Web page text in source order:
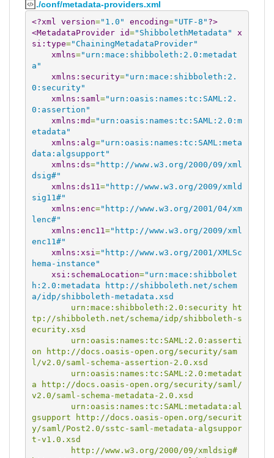
./conf/metadata-providers.xml
<?xml version="1.0" encoding="UTF-8" ?>
<MetadataProvider
id="ShibbolethMetadata"
x
si:type="ChainingMetadataProvider"
xmlns="urn:mace:shibboleth:2.0:metadat
a"
xmlns:security="urn:mace:shibboleth:2.
0:security"
xmlns:saml="urn:oasis:names:tc:SAML:2.
0:assertion"
xmlns:md="urn:oasis:names:tc:SAML:2.0:m
etadata"
xmlns:alg="urn:oasis:names:tc:SAML:meta
data:algsupport"
xmlns:ds="http://www.w3.org/2000/09/xml
dsig#"
xmlns:ds11="http://www.w3.org/2009/xmld
sig11#"
xmlns:enc="http://www.w3.org/2001/04/xm
lenc#"
xmlns:enc11="http://www.w3.org/2009/xml
enc11#"
xmlns:xsi="http://www.w3.org/2001/XMLSc
hema-instance"
xsi:schemaLocation="urn:mace:shibbolet
h:2.0:metadata http://shibboleth.net/schem
a/idp/shibboleth-metadata.xsd
tp://shibboleth.net/schema/idp/shibboleth-s
ecurity.xsd
on http://docs.oasis-open.org/security/sam
l/v2.0/saml-schema-assertion-2.0.xsd
a http://docs.oasis-open.org/security/saml/
v2.0/saml-schema-metadata-2.0.xsd
gsupport http://docs.oasis-open.org/securit
y/saml/Post2.0/sstc-saml-metadata-algsuppor
t-v1.0.xsd